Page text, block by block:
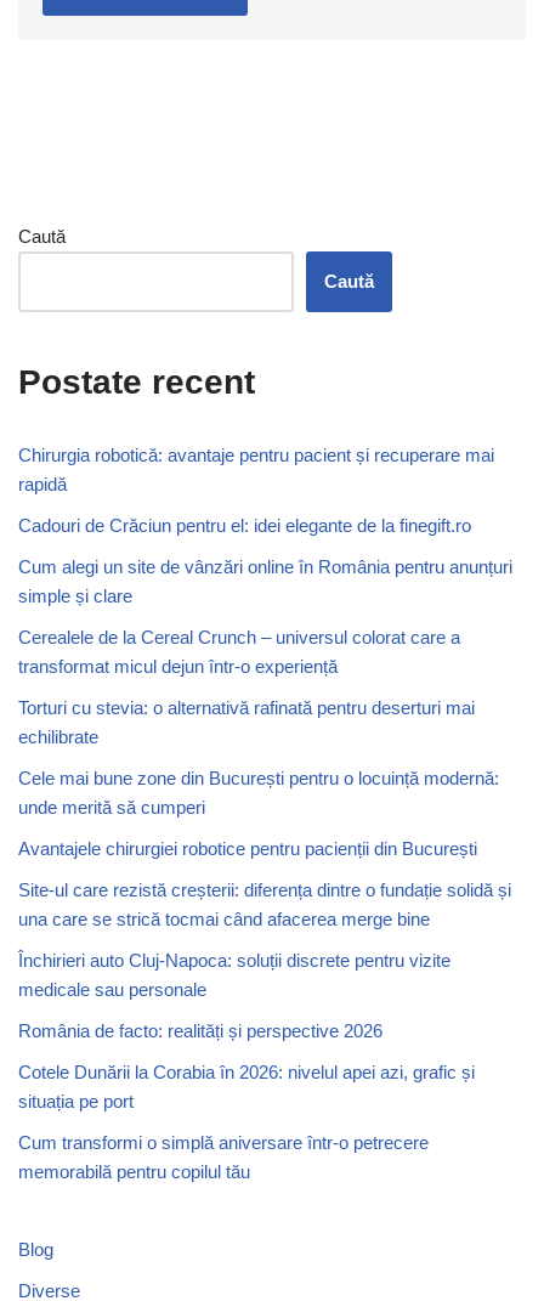
Caută
Caută
Postate recent
Chirurgia robotică: avantaje pentru pacient și recuperare mai
rapidă
Cadouri de Crăciun pentru el: idei elegante de la finegift.ro
Cum alegi un site de vânzări online în România pentru anunțuri
simple și clare
Cerealele de la Cereal Crunch – universul colorat care a
transformat micul dejun într-o experiență
Torturi cu stevia: o alternativă rafinată pentru deserturi mai
echilibrate
Cele mai bune zone din București pentru o locuință modernă:
unde merită să cumperi
Avantajele chirurgiei robotice pentru pacienții din București
Site-ul care rezistă creșterii: diferența dintre o fundație solidă și
una care se strică tocmai când afacerea merge bine
Închirieri auto Cluj-Napoca: soluții discrete pentru vizite
medicale sau personale
România de facto: realități și perspective 2026
Cotele Dunării la Corabia în 2026: nivelul apei azi, grafic și
situația pe port
Cum transformi o simplă aniversare într-o petrecere
memorabilă pentru copilul tău
Blog
Diverse